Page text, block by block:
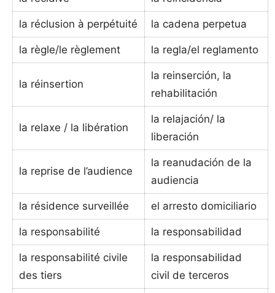
la réclusion à perpétuité la cadena perpetua
la règle/le règlement la regla/el reglamento
la réinsertion
la reinserción, la
rehabilitación
la relaxe / la libération
la relajación/ la
liberación
la reprise de l’audience
la reanudación de la
audiencia
la résidence surveillée el arresto domiciliario
la responsabilité la responsabilidad
la responsabilité civile
des tiers
la responsabilidad
civil de terceros